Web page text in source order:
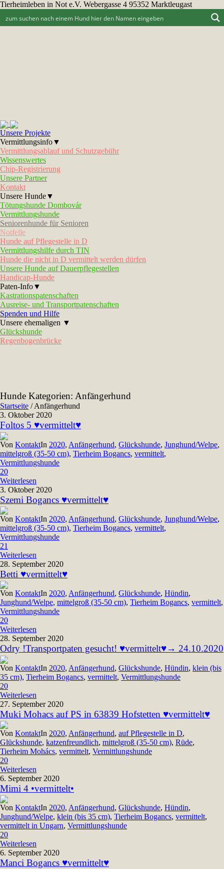
Tierheimleben in Not e.V. Webergasse 4 95352 Marktleugast
Unsere Projekte
Vermittlungsinfo▼
Vermittlungsablauf und Schutzgebühr
Wissenswertes
Chip-Registrierung
Unsere Partner
Kontakt
Unsere Hunde▼
Tötungshunde Dombovár
Vermittlungshunde
Seniorenhunde für Senioren
Notfelle
Hunde auf Pflegestelle in D
Vermittlungshilfe durch TIN
Hunde die nicht in D vermittelt werden dürfen
Unsere Hunde auf Dauerpflegestellen
Handicap-Hunde
Paten-Info▼
Kastrationspatenschaften
Ausreise- und Transportpatenschaften
Spenden und Hilfe
Unsere ehemaligen ▼
Glückshunde
Regenbogenbrücke
Hunde Kategorien: Anfängerhund
Startseite /Anfängerhund
3. Oktober 2020
Foltos 5 ♥vermittelt♥
Von KontaktIn 2020, Anfängerhund, Glückshunde, Junghund/Welpe,
mittelgroß (35-50 cm), Tierheim Bogancs, vermittelt,
Vermittlungshunde
20
Weiterlesen
3. Oktober 2020
Szemi Bogancs ♥vermittelt♥
Von KontaktIn 2020, Anfängerhund, Glückshunde, Junghund/Welpe,
mittelgroß (35-50 cm), Tierheim Bogancs, vermittelt,
Vermittlungshunde
21
Weiterlesen
28. September 2020
Betti ♥vermittelt♥
Von KontaktIn 2020, Anfängerhund, Glückshunde, Hündin,
Junghund/Welpe, mittelgroß (35-50 cm), Tierheim Bogancs, vermittelt,
Vermittlungshunde
20
Weiterlesen
28. September 2020
Odry !Transportpaten gesucht! ♥vermittelt♥→ 24.10.2020
Von KontaktIn 2020, Anfängerhund, Glückshunde, Hündin, klein (bis
35 cm), Tierheim Bogancs, vermittelt, Vermittlungshunde
20
Weiterlesen
27. September 2020
Muki Mohacs auf PS in 63839 Hofstetten ♥vermittelt♥
Von KontaktIn 2020, Anfängerhund, auf Pflegestelle in D,
Glückshunde, katzenfreundlich, mittelgroß (35-50 cm), Rüde,
Tierheim Mohács, vermittelt, Vermittlungshunde
20
Weiterlesen
6. September 2020
Mimi 4 •vermittelt•
Von KontaktIn 2020, Anfängerhund, Glückshunde, Hündin,
Junghund/Welpe, klein (bis 35 cm), Tierheim Bogancs, vermittelt,
vermittelt in Ungarn, Vermittlungshunde
20
Weiterlesen
6. September 2020
Manci Bogancs ♥vermittelt♥